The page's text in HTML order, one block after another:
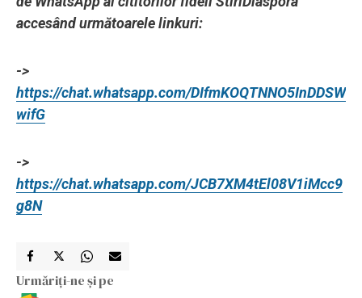
accesând următoarele linkuri:
->
https://chat.whatsapp.com/DIfmKOQTNNO5InDDSW
wifG
->
https://chat.whatsapp.com/JCB7XM4tEl08V1iMcc9
g8N
Urmăriți-ne și pe